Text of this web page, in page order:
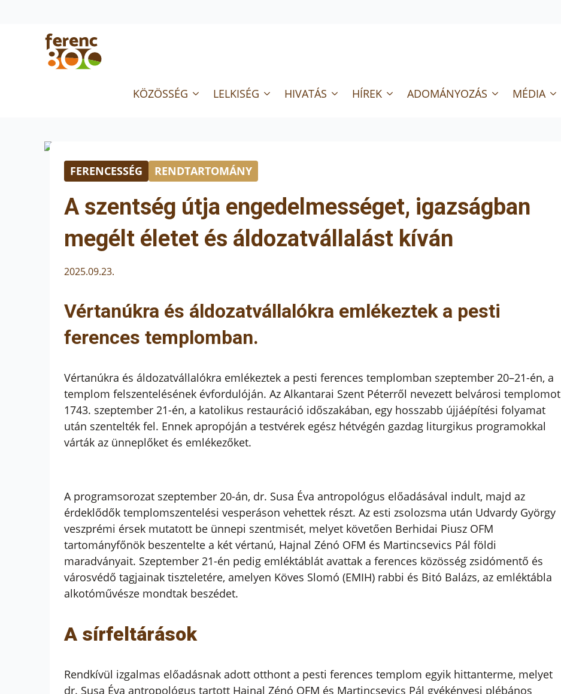
KÖZÖSSÉG LELKISÉG HIVATÁS HÍREK ADOMÁNYOZÁS MÉDIA
FERENCESSÉG RENDTARTOMÁNY
A szentség útja engedelmességet, igazságban
megélt életet és áldozatvállalást kíván
2025.09.23.
Vértanúkra és áldozatvállalókra emlékeztek a pesti
ferences templomban.
Vértanúkra és áldozatvállalókra emlékeztek a pesti ferences templomban szeptember 20–21-én, a
templom felszentelésének évfordulóján. Az Alkantarai Szent Péterről nevezett belvárosi templomot
1743. szeptember 21-én, a katolikus restauráció időszakában, egy hosszabb újjáépítési folyamat
után szentelték fel. Ennek apropóján a testvérek egész hétvégén gazdag liturgikus programokkal
várták az ünneplőket és emlékezőket.
A programsorozat szeptember 20-án, dr. Susa Éva antropológus előadásával indult, majd az
érdeklődők templomszentelési vesperáson vehettek részt. Az esti zsolozsma után Udvardy György
veszprémi érsek mutatott be ünnepi szentmisét, melyet követően Berhidai Piusz OFM
tartományfőnök beszentelte a két vértanú, Hajnal Zénó OFM és Martincsevics Pál földi
maradványait. Szeptember 21-én pedig emléktáblát avattak a ferences közösség zsidómentő és
városvédő tagjainak tiszteletére, amelyen Köves Slomó (EMIH) rabbi és Bitó Balázs, az emléktábla
alkotóművésze mondtak beszédet.
A sírfeltárások
Rendkívül izgalmas előadásnak adott otthont a pesti ferences templom egyik hittanterme, melyet
dr. Susa Éva antropológus tartott Hajnal Zénó OFM és Martincsevics Pál gyékényesi plébános